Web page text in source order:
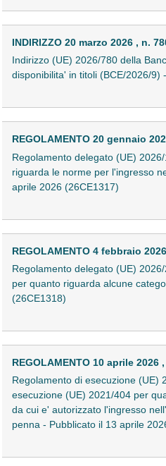
INDIRIZZO 20 marzo 2026 , n.
Indirizzo (UE) 2026/780 della
disponibilita' in titoli (BCE/2026/9)
REGOLAMENTO 20 gennaio
Regolamento delegato (UE)
riguarda le norme per l'ingresso
aprile 2026 (26CE1317)
REGOLAMENTO 4 febbraio
Regolamento delegato (UE)
per quanto riguarda alcune
(26CE1318)
REGOLAMENTO 10 aprile 2026
Regolamento di esecuzione (UE)
esecuzione (UE) 2021/404 per
da cui e' autorizzato l'ingresso
penna - Pubblicato il 13 aprile